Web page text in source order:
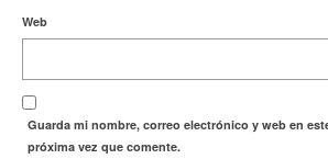
Web
Guarda mi nombre, correo electrónico y web en
próxima vez que comente.